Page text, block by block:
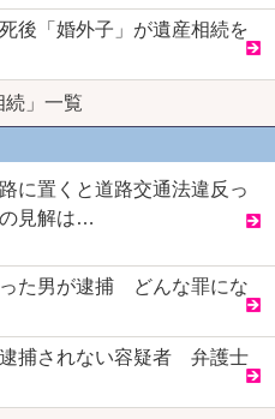
後「婚外子」が遺産相続を
続」一覧
に置くと道路交通法違反っ
見解は…
た男が逮捕 どんな罪にな
捕されない容疑者 弁護士